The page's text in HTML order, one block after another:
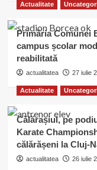
Actualitate
Primăria Comunei
campus școlar
reabilitată
actualitatea 27 iulie
Actualitate
Călărașiul, pe
Karate
călărășeni la Cluj-
actualitatea 26 iulie